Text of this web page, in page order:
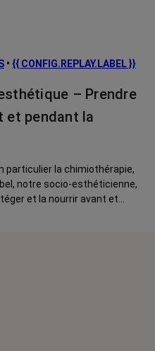
• {{ CONFIG.REPLAY.LABEL }}
– Prendre
et pendant la
particulier la chimiothérapie,
notre socio-esthéticienne,
et la nourrir avant et